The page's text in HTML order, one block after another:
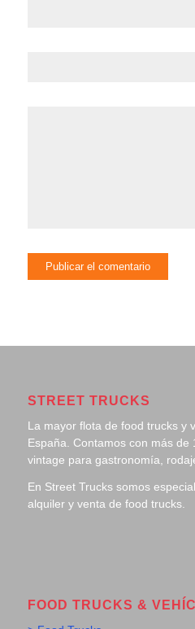
STREET TRUCKS
La mayor flota de food trucks y
España. Contamos con más de
vintage para gastronomía,
En Street Trucks somos
alquiler y venta de food trucks.
FOOD TRUCKS &